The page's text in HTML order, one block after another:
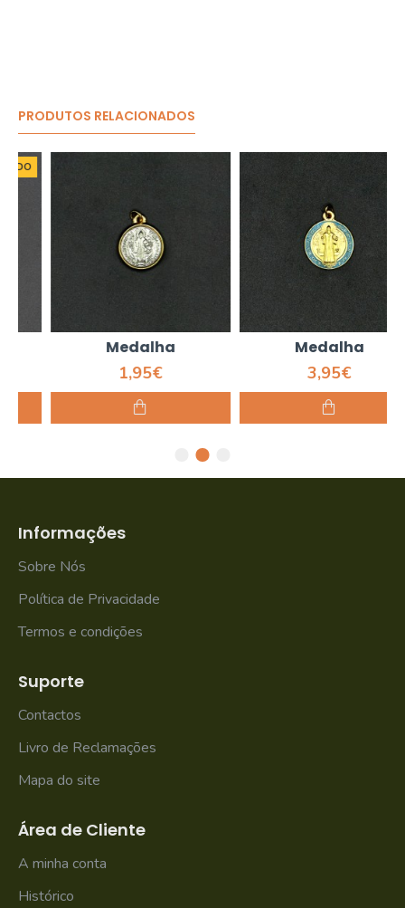
PRODUTOS RELACIONADOS
Medalha
1,95€
Medalha
3,95€
Informações
Sobre Nós
Política de Privacidade
Termos e condições
Suporte
Contactos
Livro de Reclamações
Mapa do site
Área de Cliente
A minha conta
Histórico